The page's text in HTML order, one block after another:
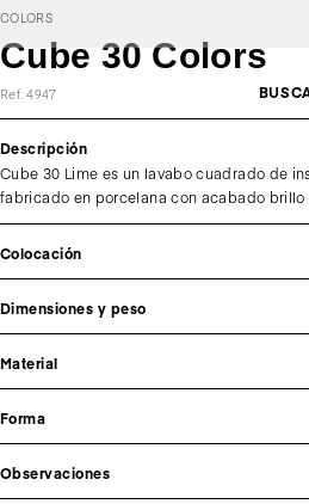
COLORS
Cube 30 Colors
Ref. 4947
Descripción
Cube 30 Lime es un lavabo cuadrado de
fabricado en porcelana con acabado brillo
Colocación
Dimensiones y peso
Material
Forma
Observaciones